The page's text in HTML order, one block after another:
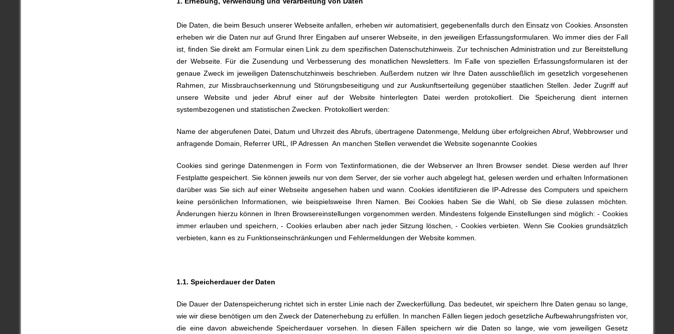
Die Daten, die beim Besuch unserer Webseite anfallen, erheben wir automatisiert, gegebenenfalls durch den Einsatz von Cookies. Ansonsten
erheben wir die Daten nur auf Grund Ihrer Eingaben auf unserer Webseite, in den jeweiligen Erfassungsformularen. Wo immer dies der Fall
ist, finden Sie direkt am Formular einen Link zu dem spezifischen Datenschutzhinweis. Zur technischen Administration und zur Bereitstellung
der Webseite. Für die Zusendung und Verbesserung des monatlichen Newsletters. Im Falle von speziellen Erfassungsformularen ist der
genaue Zweck im jeweiligen Datenschutzhinweis beschrieben. Außerdem nutzen wir Ihre Daten ausschließlich im gesetzlich vorgesehenen
Rahmen, zur Missbrauchserkennung und Störungsbeseitigung und zur Auskunftserteilung gegenüber staatlichen Stellen. Jeder Zugriff auf
unsere Website und jeder Abruf einer auf der Website hinterlegten Datei werden protokolliert. Die Speicherung dient internen
systembezogenen und statistischen Zwecken. Protokolliert werden:
Name der abgerufenen Datei, Datum und Uhrzeit des Abrufs, übertragene Datenmenge, Meldung über erfolgreichen Abruf, Webbrowser und
anfragende Domain, Referrer URL, IP Adressen An manchen Stellen verwendet die Website sogenannte Cookies
Cookies sind geringe Datenmengen in Form von Textinformationen, die der Webserver an Ihren Browser sendet. Diese werden auf Ihrer
Festplatte gespeichert. Sie können jeweils nur von dem Server, der sie vorher auch abgelegt hat, gelesen werden und erhalten Informationen
darüber was Sie sich auf einer Webseite angesehen haben und wann. Cookies identifizieren die IP-Adresse des Computers und speichern
keine persönlichen Informationen, wie beispielsweise Ihren Namen. Bei Cookies haben Sie die Wahl, ob Sie diese zulassen möchten.
Änderungen hierzu können in Ihren Browsereinstellungen vorgenommen werden. Mindestens folgende Einstellungen sind möglich: - Cookies
immer erlauben und speichern, - Cookies erlauben aber nach jeder Sitzung löschen, - Cookies verbieten. Wenn Sie Cookies grundsätzlich
verbieten, kann es zu Funktionseinschränkungen und Fehlermeldungen der Website kommen.
1.1. Speicherdauer der Daten
Die Dauer der Datenspeicherung richtet sich in erster Linie nach der Zweckerfüllung. Das bedeutet, wir speichern Ihre Daten genau so lange,
wie wir diese benötigen um den Zweck der Datenerhebung zu erfüllen. In manchen Fällen liegen jedoch gesetzliche Aufbewahrungsfristen vor,
die eine davon abweichende Speicherdauer vorsehen. In diesen Fällen speichern wir die Daten so lange, wie vom jeweiligen Gesetz